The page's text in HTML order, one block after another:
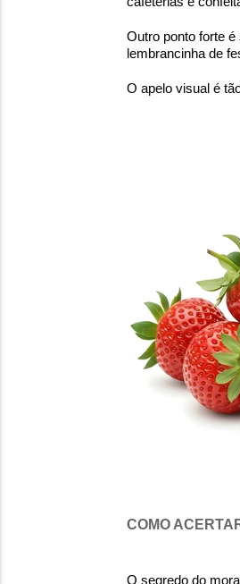
Outro ponto forte é
lembrancinha de
O apelo visual é
COMO
O segredo do